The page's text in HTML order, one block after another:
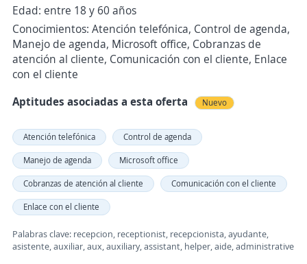
Edad: entre 18 y 60 años
Conocimientos: Atención telefónica, Control de agenda,
Manejo de agenda, Microsoft office, Cobranzas de
atención al cliente, Comunicación con el cliente, Enlace
con el cliente
Aptitudes asociadas a esta oferta
Nuevo
Atención telefónica
Control de agenda
Manejo de agenda
Microsoft office
Cobranzas de atención al cliente
Comunicación con el cliente
Enlace con el cliente
Palabras clave: recepcion, receptionist, recepcionista, ayudante,
asistente, auxiliar, aux, auxiliary, assistant, helper, aide, administrative